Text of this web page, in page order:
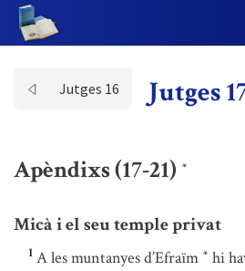
Jutges 16 Jutges
Apèndixs (17-21) *
Micà i el seu temple privat
1 A les muntanyes d’Efraïm * hi